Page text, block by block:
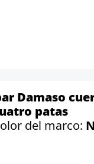
Damaso
patas
del marco: